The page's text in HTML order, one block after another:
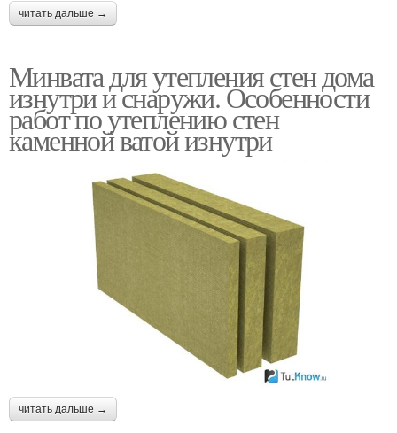
читать дальше →
Минвата для утепления стен дома
изнутри и снаружи. Особенности
работ по утеплению стен
каменной ватой изнутри
читать дальше →